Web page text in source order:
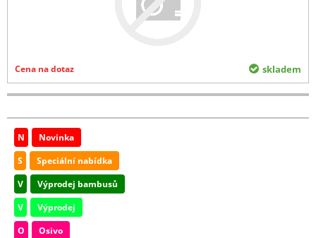
Cena na dotaz skladem
N
Novinka
S
Speciální nabídka
V
Výprodej bambusů
V
Výprodej
O
Osivo